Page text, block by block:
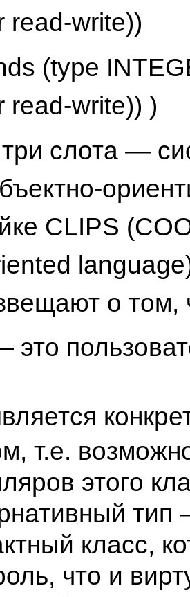
read-write))
(type
read-write)) )
слота —
CLIPS
о том,
это
т.е.
этого
тип
класс,
что и